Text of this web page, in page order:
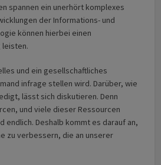
spannen ein unerhört komplexes
der Informations- und
können hierbei einen
leisten.
und ein gesellschaftliches
infrage stellen wird. Darüber, wie
lässt sich diskutieren. Denn
und viele dieser Ressourcen
endlich. Deshalb kommt es darauf an,
zu verbessern, die an unserer